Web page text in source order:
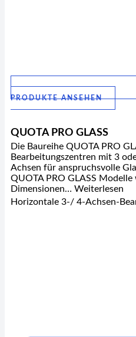
PRODUKTE ANSEHEN
QUOTA PRO GLASS
Die Baureihe QUOTA PRO
Bearbeitungszentren mit 3
Achsen für anspruchsvolle
QUOTA PRO GLASS
Dimensionen… Weiterlesen
Horizontale 3-/ 4-Achsen-